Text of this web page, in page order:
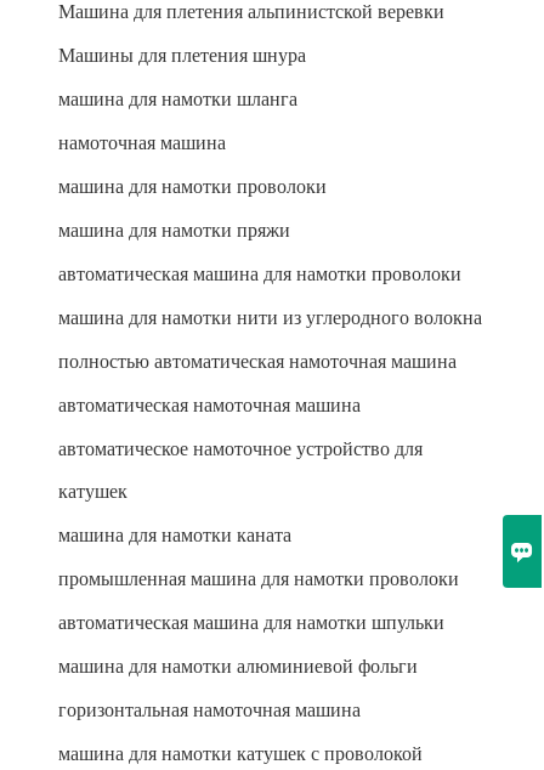
Машина для плетения альпинистской веревки
Машины для плетения шнура
машина для намотки шланга
намоточная машина
машина для намотки проволоки
машина для намотки пряжи
автоматическая машина для намотки проволоки
машина для намотки нити из углеродного волокна
полностью автоматическая намоточная машина
автоматическая намоточная машина
автоматическое намоточное устройство для
катушек
машина для намотки каната
промышленная машина для намотки проволоки
автоматическая машина для намотки шпульки
машина для намотки алюминиевой фольги
горизонтальная намоточная машина
машина для намотки катушек с проволокой
